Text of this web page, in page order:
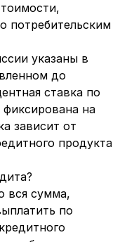
потребительским
указаны в
до
ставка по
на
зависит от
продукта
вся сумма,
по